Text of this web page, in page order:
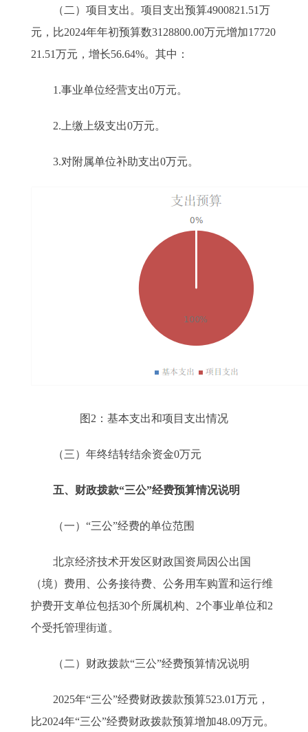
（二）项目支出。项目支出预算4900821.51万
元，比2024年年初预算数3128800.00万元增加17720
21.51万元，增长56.64%。其中：
1.事业单位经营支出0万元。
2.上缴上级支出0万元。
3.对附属单位补助支出0万元。
图2：基本支出和项目支出情况
（三）年终结转结余资金0万元
五、财政拨款“三公”经费预算情况说明
（一）“三公”经费的单位范围
北京经济技术开发区财政国资局因公出国
（境）费用、公务接待费、公务用车购置和运行维
护费开支单位包括30个所属机构、2个事业单位和2
个受托管理街道。
（二）财政拨款“三公”经费预算情况说明
2025年“三公”经费财政拨款预算523.01万元，
比2024年“三公”经费财政拨款预算增加48.09万元。